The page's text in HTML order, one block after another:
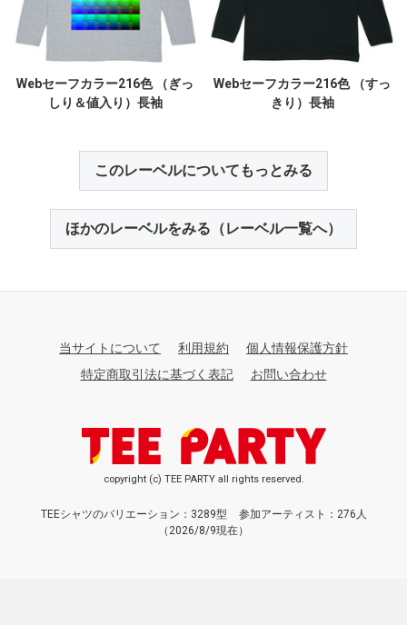
Webセーフカラー216色 （ぎっ
しり＆値入り）長袖
Webセーフカラー216色 （すっ
きり）長袖
このレーベルについてもっとみる
ほかのレーベルをみる（レーベル一覧へ）
当サイトについて 利用規約
個人情報保護方針
特定商取引法に基づく表記
お問い合わせ
copyright (c) TEE PARTY all rights reserved.
TEEシャツのバリエーション：3289型
参加アーティスト：276人
（2026/8/9現在）